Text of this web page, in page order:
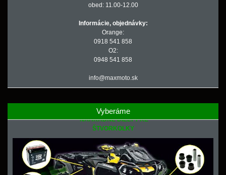
obed: 11.00-12.00
Informácie, objednávky:
Orange:
0918 541 858
O2:
0948 541 858
info@maxmoto.sk
Vyberáme
NÁHRADNÉ DIELY PRE
ŠTVORKOLKY